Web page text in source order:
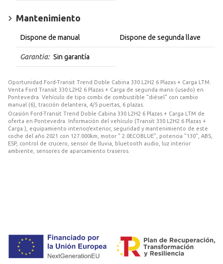
Mantenimiento
Dispone de manual Dispone de segunda llave
Garantia: Sin garantía
Oportunidad Ford-Transit Trend Doble Cabina 330 L2H2 6 Plazas + Carga LTM.
Venta Ford Transit 330 L2H2 6 Plazas + Carga de segunda mano (usado) en
Pontevedra. Vehículo de tipo combi de combustible "diésel" con cambio
manual (6), tracción delantera, 4/5 puertas, 6 plazas.
Ocasión Ford-Transit Trend Doble Cabina 330 L2H2 6 Plazas + Carga LTM de
oferta en Pontevedra. Información del vehículo (Transit 330 L2H2 6 Plazas +
Carga ), equipamiento interior/exterior, seguridad y mantenimiento de este
coche del año 2021 con 127.000km, motor " 2.0ECOBLUE", potencia "130", ABS,
ESP, control de crucero, sensor de lluvia, bluetooth audio, luz interior
ambiente, sensores de aparcamiento traseros.